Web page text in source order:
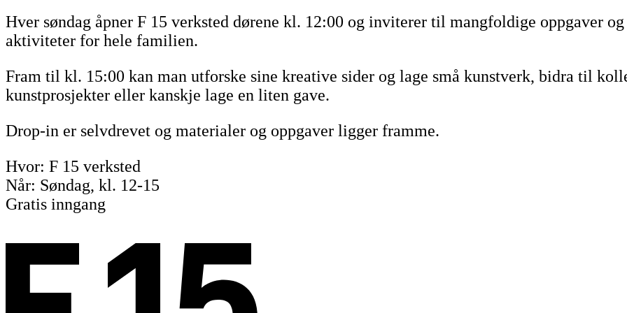
Hver søndag åpner F 15 verksted dørene kl. 12:00 og inviterer til mangfoldige oppgaver og
aktiviteter for hele familien.
Fram til kl. 15:00 kan man utforske sine kreative sider og lage små kunstverk, bidra til
kunstprosjekter eller kanskje lage en liten gave.
Drop-in er selvdrevet og materialer og oppgaver ligger framme.
Hvor: F 15 verksted
Når: Søndag, kl. 12-15
Gratis inngang